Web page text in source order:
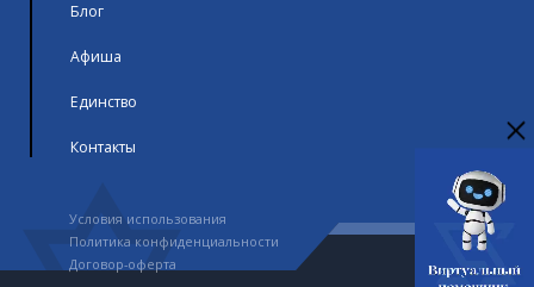
Блог
Афиша
Единство
Контакты
Условия использования
Политика конфиденциальности
Договор-оферта